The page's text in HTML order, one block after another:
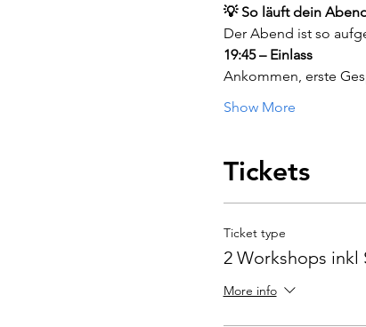
💡 So läuft dein
Der Abend ist so
19:45 – Einlass
Ankommen, erste
Show More
Tickets
Ticket type
2 Workshops inkl
More info